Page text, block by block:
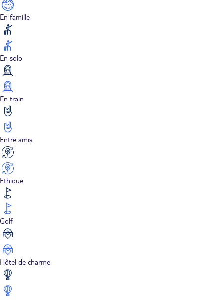
En famille
En solo
En train
Entre amis
Ethique
Golf
Hôtel de charme